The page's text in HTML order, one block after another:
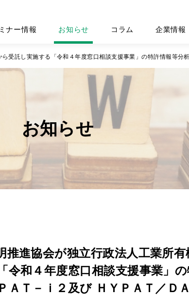
ナー情報 お知らせ コラム 企業情報
受託し実施する「令和４年度窓口相談支援事業」の特許情報等分
お知らせ
推進協会が独立行政法人工業所
令和４年度窓口相談支援事業」
ＡＴ－ｉ２及び ＨＹＰＡＴ／Ｄ